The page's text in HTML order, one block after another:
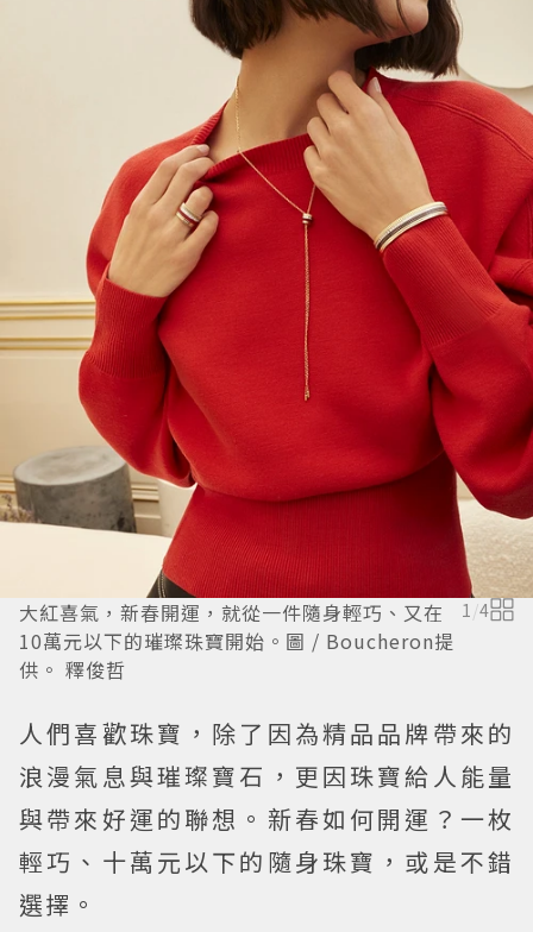
大紅喜氣，新春開運，就從一件隨身輕巧、又在
10萬元以下的璀璨珠寶開始。圖 / Boucheron提
供。 釋俊哲
1/4
人們喜歡珠寶，除了因為精品品牌帶來的
浪漫氣息與璀璨寶石，更因珠寶給人能量
與帶來好運的聯想。新春如何開運？一枚
輕巧、十萬元以下的隨身珠寶，或是不錯
選擇。